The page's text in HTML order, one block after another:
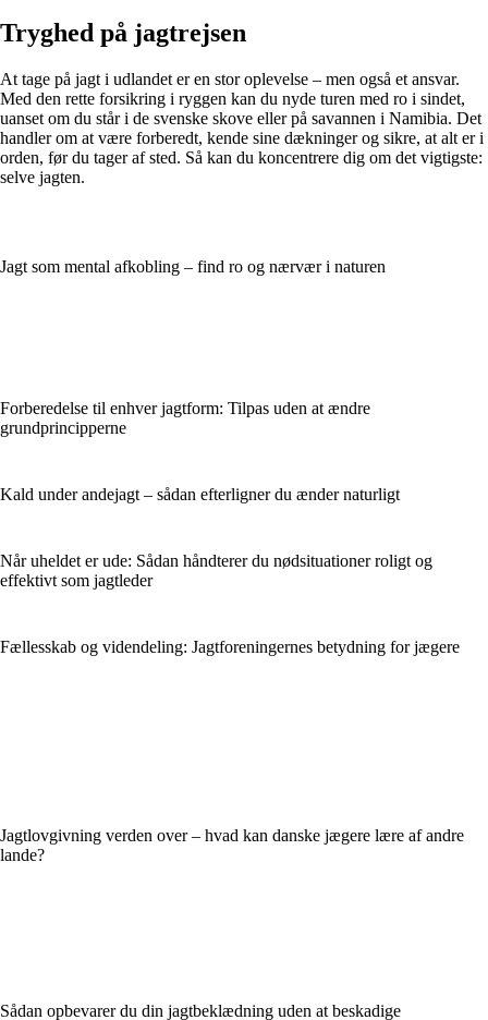
Tryghed på jagtrejsen
At tage på jagt i udlandet er en stor oplevelse – men også et ansvar.
Med den rette forsikring i ryggen kan du nyde turen med ro i sindet,
uanset om du står i de svenske skove eller på savannen i Namibia. Det
handler om at være forberedt, kende sine dækninger og sikre, at alt er i
orden, før du tager af sted. Så kan du koncentrere dig om det vigtigste:
selve jagten.
Jagt som mental afkobling – find ro og nærvær i naturen
Forberedelse til enhver jagtform: Tilpas uden at ændre
grundprincipperne
Kald under andejagt – sådan efterligner du ænder naturligt
Når uheldet er ude: Sådan håndterer du nødsituationer roligt og
effektivt som jagtleder
Fællesskab og videndeling: Jagtforeningernes betydning for jægere
Jagtlovgivning verden over – hvad kan danske jægere lære af andre
lande?
Sådan opbevarer du din jagtbeklædning uden at beskadige